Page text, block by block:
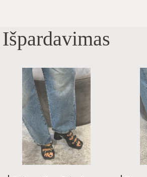
Išpardavimas